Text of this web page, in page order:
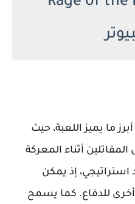
ما يميز اللعبة، حيث
أثناء المعركة
استراتيجي، إذ يمكن
للدفاع. كما يسمح